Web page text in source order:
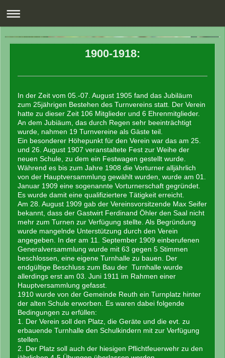
1900-1918:
In der Zeit vom 05.-07. August 1905 fand das Jubiläum
zum 25jährigen Bestehen des Turnvereins statt. Der Verein
hatte zu dieser Zeit 106 Mitglieder und 6 Ehrenmitglieder.
An dem Jubiäum, das durch Regen sehr beeinträchtigt
wurde, nahmen 19 Turnvereine als Gäste teil.
Ein besonderer Höhepunkt für den Verein war das am 25.
und 26. August 1907 veranstaltete Fest zur Weihe der
neuen Schule, zu dem ein Festwagen gestellt wurde.
Während es bis zum Jahre 1908 die Vorturner alljährlich
von der Hauptversammlung gewählt wurden, wurde am 01.
Januar 1909 eine sogenannte Vorturnerschaft gegründet.
Es wurde damit eine qualifiziertere Tätigkeit erreicht.
Am 28. August 1909 gab der Vereinsvorsitzende Max Seifer
bekannt, dass der Gastwirt Ferdinand Öhler den Saal nicht
mehr zum Turnen zur Verfügung stellte. Als Begründung
wurde mangelnde Unterstützung durch den Verein
angegeben. In der am 11. September 1909 einberufenen
Generalversammlung wurde mit 63 gegen 5 Stimmen
beschlossen, eine eigene Turnhalle zu bauen. Der
endgültige Beschluss zum Bau der Turnhalle wurde
allerdings erst am 03. Juni 1911 im Rahmen einer
Hauptversammlung gefasst.
1910 wurde von der Gemeinde Reuth ein Turnplatz hinter
der alten Schule erworben. Es waren dabei folgende
Bedingungen zu erfüllen:
1. Der Verein soll den Platz, die Geräte und die evt. zu
erbauende Turnhalle den Schulkindern mit zur Verfügung
stellen.
2. Der Platz soll auch der hiesigen Pflichtfeuerwehr zu den